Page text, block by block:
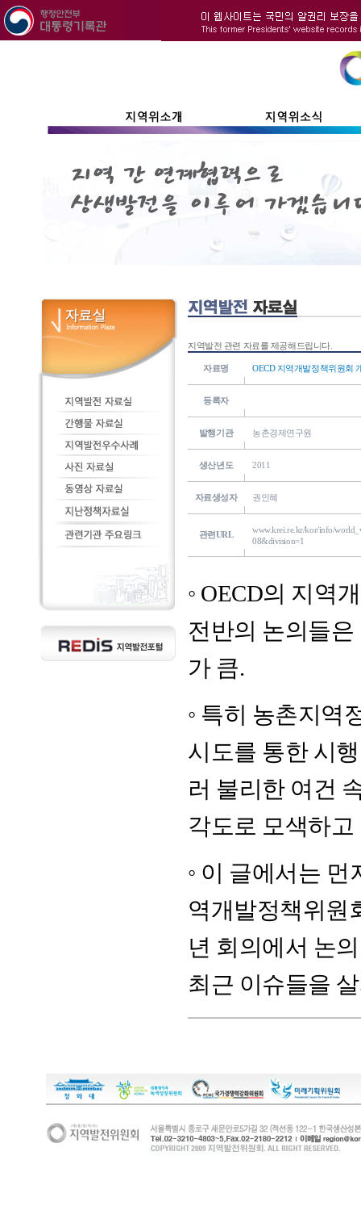
지역발전 관련 자료를 제공해드립니다.
자료명 OECD 지역개발정책위원회
등록자
발행기관 농촌경제연구원
생산년도 2011
자료생성자 권인혜
관련URL
www.krei.re.kr/kor/info/
08&division=1
◦ OECD의 지역
전반의 논의들
가 큼.
◦ 특히 농촌지역
시도를 통한 시
러 불리한 여건
각도로 모색하
◦ 이 글에서는
역개발정책위원
년 회의에서 논
최근 이슈들을